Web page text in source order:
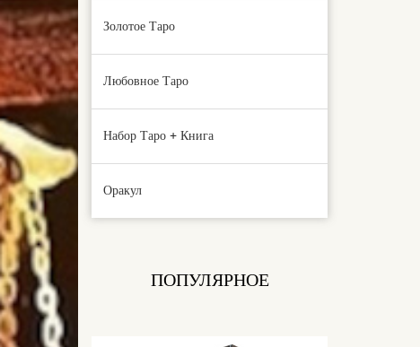
Золотое Таро
Любовное Таро
Набор Таро + Книга
Оракул
ПОПУЛЯРНОЕ